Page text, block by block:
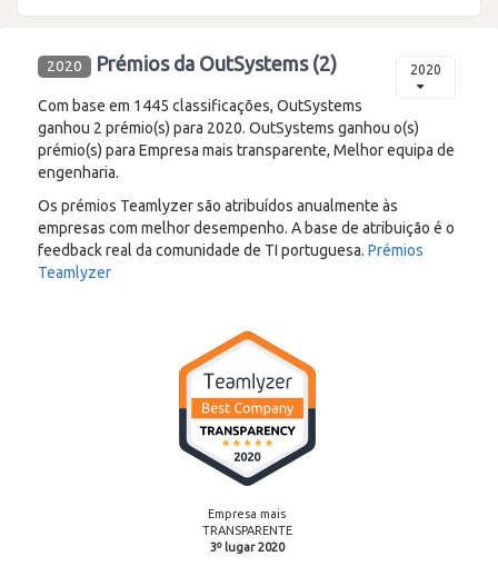
2020
2020 Prémios da OutSystems (2)
Com base em 1445 classificações, OutSystems
ganhou 2 prémio(s) para 2020. OutSystems ganhou o(s)
prémio(s) para Empresa mais transparente, Melhor equipa de
engenharia.
Os prémios Teamlyzer são atribuídos anualmente às
empresas com melhor desempenho. A base de atribuição é o
feedback real da comunidade de TI portuguesa. Prémios
Teamlyzer
Empresa mais
TRANSPARENTE
3º lugar 2020